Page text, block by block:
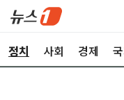
정치 사회 경제